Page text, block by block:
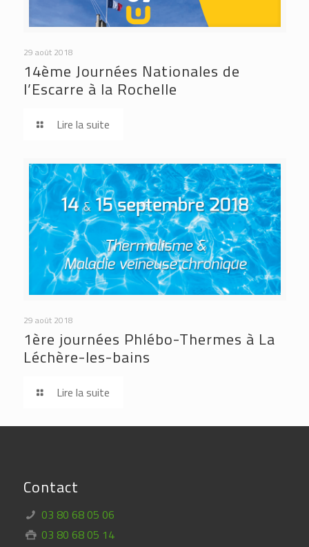
29 août 2018
14ème Journées Nationales de
l’Escarre à la Rochelle
Lire la suite
29 août 2018
1ère journées Phlébo-Thermes à La
Léchère-les-bains
Lire la suite
Contact
03 80 68 05 06
03 80 68 05 14